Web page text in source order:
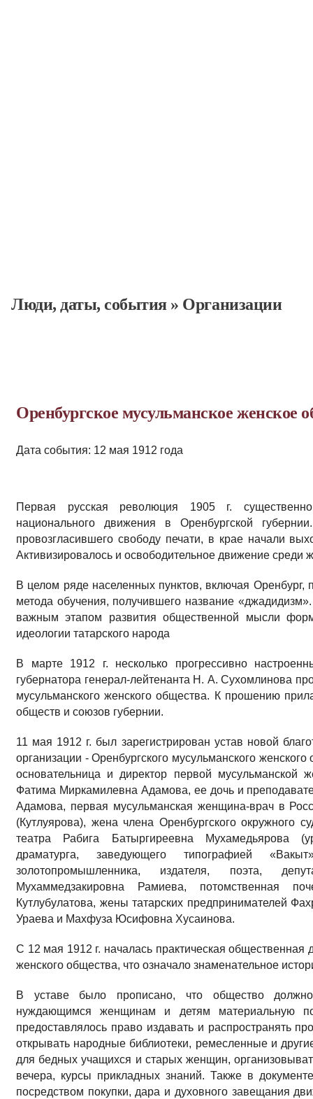
Люди, даты, cобытия» Организации
Оренбургское мусульманское женское
Дата события: 12 мая 1912 года
Первая русская революция 1905 г.
национального движения в Оренбургской
провозгласившего свободу печати, в крае начали
Активизировалось и освободительное движение среди
В целом ряде населенных пунктов, включая
метода обучения, получившего название
важным этапом развития общественной мысли
идеологии татарского народа
В марте 1912 г. несколько прогрессивно
губернатора генерал-лейтенанта Н. А. Сухомлинова
мусульманского женского общества. К прошению
обществ и союзов губернии.
11 мая 1912 г. был зарегистрирован устав новой
организации - Оренбургского мусульманского
основательница и директор первой мусульманской
Фатима Миркамилевна Адамова, ее дочь и
Адамова, первая мусульманская женщина-врач в
(Кутлуярова), жена члена Оренбургского окружного
театра Рабига Батыргиреевна Мухамедьярова
драматурга, заведующего типографией
золотопромышленника, издателя, поэта,
Мухаммедзакировна Рамиева, потомственная
Кутлубулатова, жены татарских предпринимателей
Ураева и Махфуза Юсифовна Хусаинова.
С 12 мая 1912 г. началась практическая общественная
женского общества, что означало знаменательное
В уставе было прописано, что общество
нуждающимся женщинам и детям материальную
предоставлялось право издавать и распространять
открывать народные библиотеки, ремесленные и
для бедных учащихся и старых женщин,
вечера, курсы прикладных знаний. Также в
посредством покупки, дара и духовного завещания